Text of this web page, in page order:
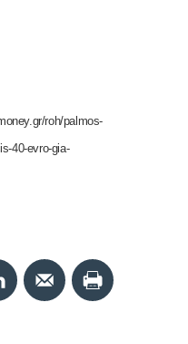
roh/palmos-
40-evro-gia-